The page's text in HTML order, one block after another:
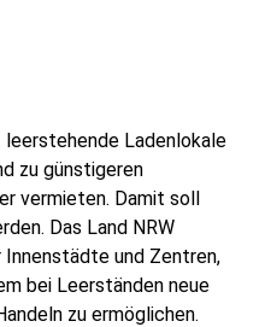
Ladenlokale
zu günstigeren
vermieten. Damit soll
Das Land NRW
und Zentren,
bei Leerständen neue
zu ermöglichen.